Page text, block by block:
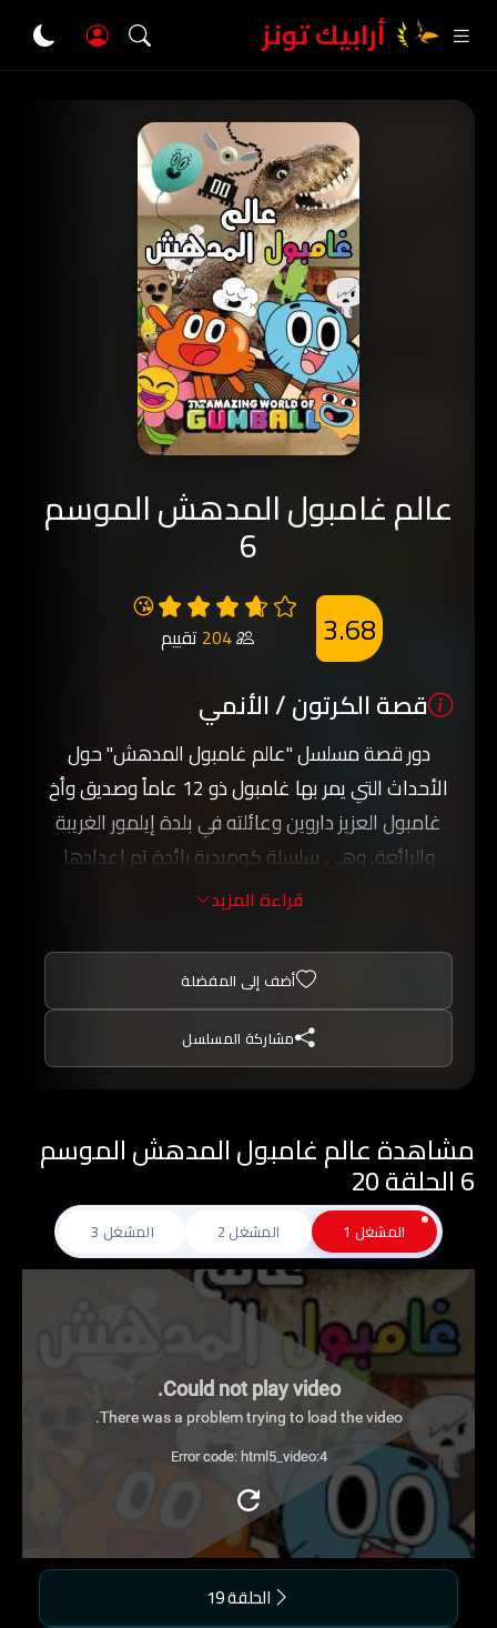
أرابيك تونز
عالم غامبول المدهش الموسم
6
😘
204 تقييم 3.68
قصة الكرتون / الأنمي
دور قصة مسلسل "عالم غامبول المدهش" حول
الأحداث التي يمر بها غامبول ذو 12 عاماً وصديق وأخ
غامبول العزيز داروين وعائلته في بلدة إيلمور الغريبة
والرائعة, وهي سلسلة كوميدية رائدة تم إعدادها
ضمن بيئة بلدة صغيرة وتشمل شخصيات متنوعة منها
استعد لتشعر بالذهول لدى مشاهدتك عالم غامبول
المدهش ومشاهدة المغامرات والاخطار التي تواجه
غامبول, ينصح بعدم مشاهدتة من قبل الأطفال تحت
سن 10 من دون توجيه من أحد الوالدين.
قراءة المزيد
أضف إلى المفضلة
مشاركة المسلسل
مشاهدة عالم غامبول المدهش الموسم
6 الحلقة 20
المشغل 1 المشغل 2 المشغل 3
Could not play video.
There was a problem trying to load the video.
Error code: html5_video:4
الحلقة 19